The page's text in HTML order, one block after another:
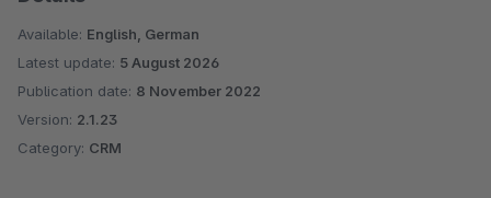
Available: English, German
Latest update: 5 August 2026
Publication date: 8 November 2022
Version: 2.1.23
Category: CRM